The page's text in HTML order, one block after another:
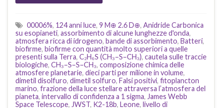
00006%, 124 anni luce, 9 M⊕ 2.6 D⊕, Anidride Carbonica
su esopianeti, assorbimento di alcune lunghezze d'onda,
atmosfera ricca di idrogeno, bande di assorbimento, Batteri,
biofirme, biofirme con quantità molto superiori a quelle
presenti sulla Terra, C₂H₆S (CH₃–S–CH₃), cautela sulle traccie
biologiche, CH₃–S–S–CH₃, composizione chimica delle
atmosfere planetarie, dieci parti per milione in volume,
dimetil disolfuro, dimetil solfuro, Falsi positivi, fitoplancton
marino, frazione della luce stellare attraversa l’atmosfera del
pianeta, intervallo di confidenza a 1 sigma, James Webb
Space Telescope, JWST, K2-18b, Leone, livello di